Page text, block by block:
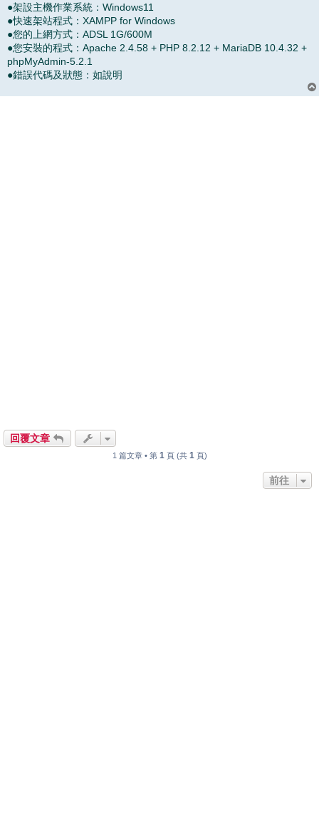
●架設主機作業系統：Windows11
●快速架站程式：XAMPP for Windows
●您的上網方式：ADSL 1G/600M
●您安裝的程式：Apache 2.4.58 + PHP 8.2.12 + MariaDB 10.4.32 +
phpMyAdmin-5.2.1
●錯誤代碼及狀態：如說明
回覆文章
1 篇文章 • 第 1 頁 (共 1 頁)
前往